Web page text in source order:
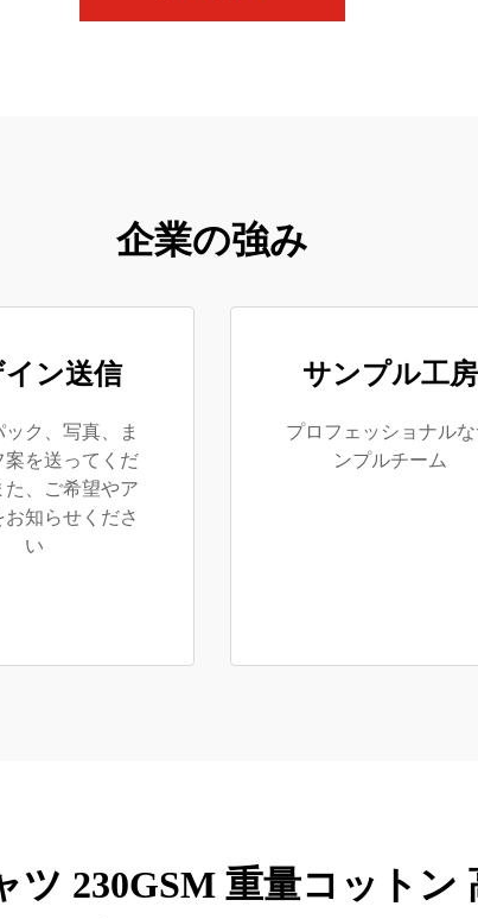
企業の強み
ン送信
ック、写真、ま
案を送ってくだ
た、ご希望やア
お知らせくださ
い
サンプル工房
プロフェッショナルな
ンプルチーム
ツ 230GSM 重量コット